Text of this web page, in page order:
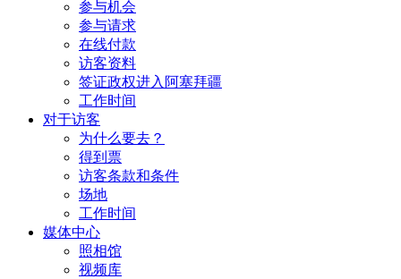
参与机会
参与请求
在线付款
访客资料
签证政权进入阿塞拜疆
工作时间
对于访客
为什么要去？
得到票
访客条款和条件
场地
工作时间
媒体中心
照相馆
视频库